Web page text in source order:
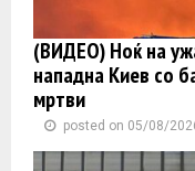
(ВИДЕО) Ноќ на
нападна Киев со
мртви
posted on 05/08/